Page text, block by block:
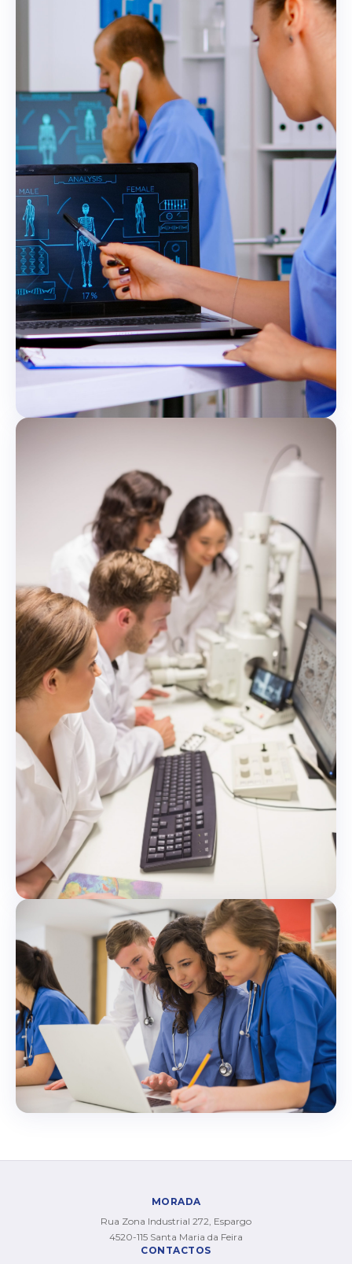
MORADA
Rua Zona Industrial 272, Espargo
4520-115 Santa Maria da Feira
CONTACTOS